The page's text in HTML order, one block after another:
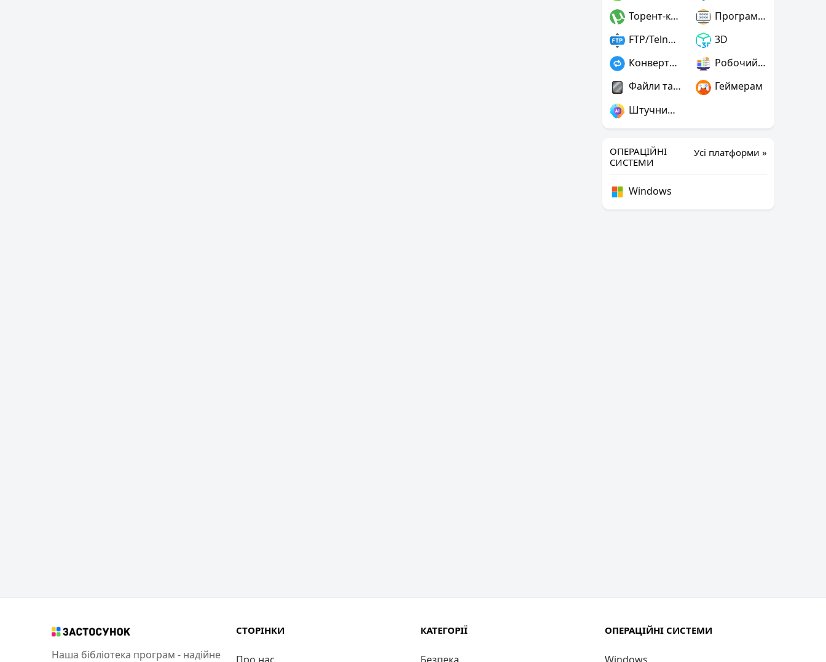
Торент-клієнти
Програмування
FTP/Telnet/SSH
3D
Конвертери
Робочий стіл
Файли та диски
Геймерам
Штучний інтелект
Усі платформи »
ОПЕРАЦІЙНІ
СИСТЕМИ
Windows
Наша бібліотека програм - надійне
СТОРІНКИ КАТЕГОРІЇ ОПЕРАЦІЙНІ СИСТЕМИ